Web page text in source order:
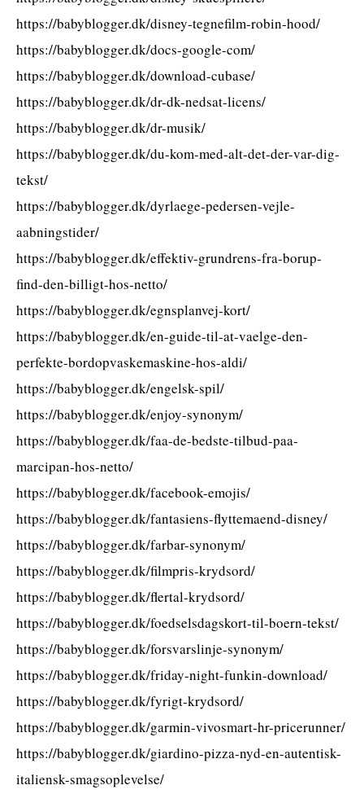
https://babyblogger.dk/disney-tegnefilm-robin-hood/
https://babyblogger.dk/docs-google-com/
https://babyblogger.dk/download-cubase/
https://babyblogger.dk/dr-dk-nedsat-licens/
https://babyblogger.dk/dr-musik/
https://babyblogger.dk/du-kom-med-alt-det-der-var-dig-
tekst/
https://babyblogger.dk/dyrlaege-pedersen-vejle-
aabningstider/
https://babyblogger.dk/effektiv-grundrens-fra-borup-
find-den-billigt-hos-netto/
https://babyblogger.dk/egnsplanvej-kort/
https://babyblogger.dk/en-guide-til-at-vaelge-den-
perfekte-bordopvaskemaskine-hos-aldi/
https://babyblogger.dk/engelsk-spil/
https://babyblogger.dk/enjoy-synonym/
https://babyblogger.dk/faa-de-bedste-tilbud-paa-
marcipan-hos-netto/
https://babyblogger.dk/facebook-emojis/
https://babyblogger.dk/fantasiens-flyttemaend-disney/
https://babyblogger.dk/farbar-synonym/
https://babyblogger.dk/filmpris-krydsord/
https://babyblogger.dk/flertal-krydsord/
https://babyblogger.dk/foedselsdagskort-til-boern-tekst/
https://babyblogger.dk/forsvarslinje-synonym/
https://babyblogger.dk/friday-night-funkin-download/
https://babyblogger.dk/fyrigt-krydsord/
https://babyblogger.dk/garmin-vivosmart-hr-pricerunner/
https://babyblogger.dk/giardino-pizza-nyd-en-autentisk-
italiensk-smagsoplevelse/